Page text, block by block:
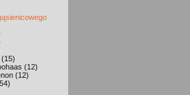
(15)
(12)
(12)